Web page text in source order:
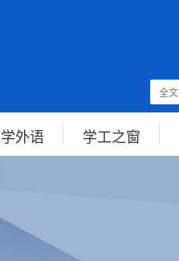
UNIVERSITY
外语 学工之窗